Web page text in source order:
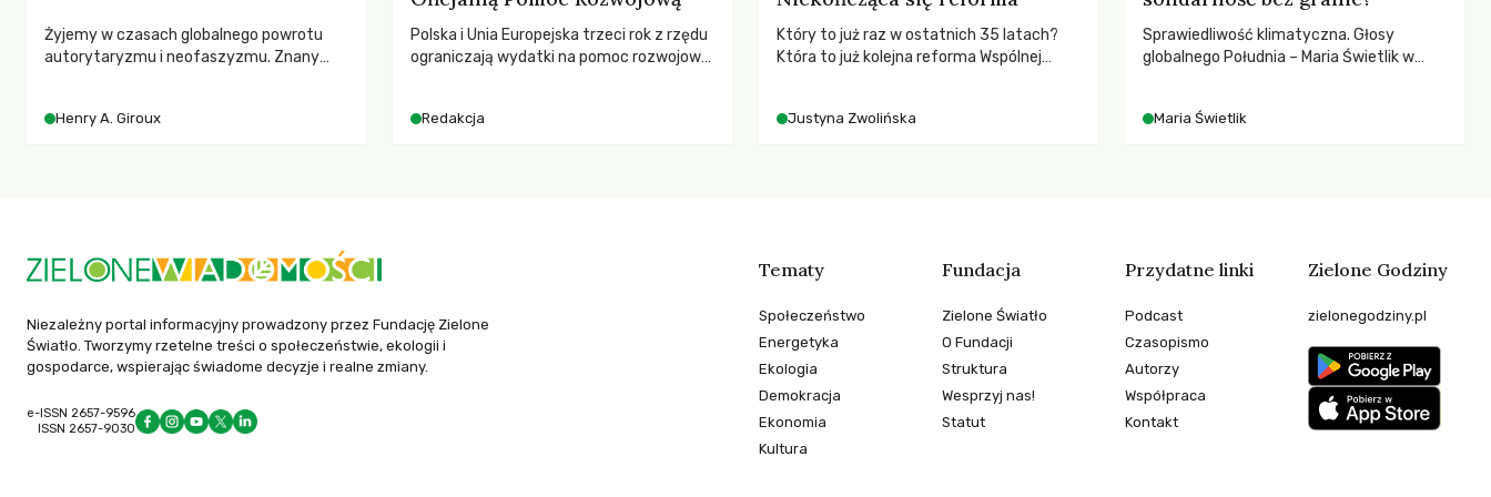
Żyjemy w czasach globalnego powrotu
autorytaryzmu i neofaszyzmu. Znany
społeczeństwo. Czy współczesne
Henry A. Giroux
Polska i Unia Europejska trzeci rok z rzędu
ograniczają wydatki na pomoc rozwojową
dla krajów najbardziej potrzebujących, a
Redakcja
Który to już raz w ostatnich 35 latach?
Która to już kolejna reforma Wspólnej
społeczne?
Justyna Zwolińska
Sprawiedliwość klimatyczna. Głosy
globalnego Południa – Maria Świetlik w
Maria Świetlik
Niezależny portal informacyjny prowadzony przez Fundację Zielone
Światło. Tworzymy rzetelne treści o społeczeństwie, ekologii i
gospodarce, wspierając świadome decyzje i realne zmiany.
e-ISSN 2657-9596
ISSN 2657-9030
Tematy
Społeczeństwo
Energetyka
Ekologia
Demokracja
Ekonomia
Kultura
Fundacja
Zielone Światło
O Fundacji
Struktura
Wesprzyj nas!
Statut
Przydatne linki
Podcast
Czasopismo
Autorzy
Współpraca
Kontakt
Zielone Godziny
zielonegodziny.pl